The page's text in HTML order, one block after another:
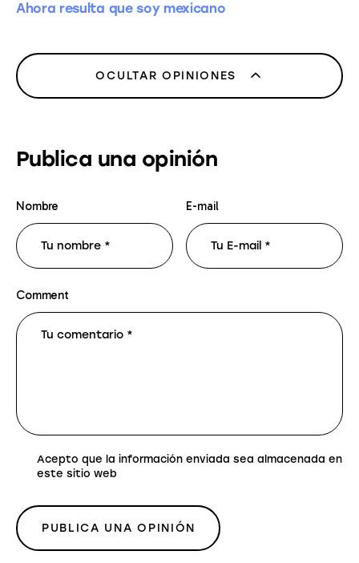
Ahora resulta que soy mexicano
OCULTAR OPINIONES
Publica una opinión
Nombre E-mail
Comment
Acepto que la información enviada sea almacenada en
este sitio web
PUBLICA UNA OPINIÓN